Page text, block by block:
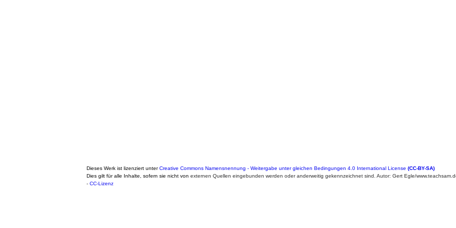
Dieses Werk ist lizenziert unterCreative Commons Namensnennung - Weitergabe unter gleichen Bedingungen 4.0 International License (CC-BY-SA)
Dies gilt für alle Inhalte, sofern sie nicht von externen Quellen eingebunden werden oder anderweitig gekennzeichnet sind. Autor: Gert Egle/
- CC-Lizenz